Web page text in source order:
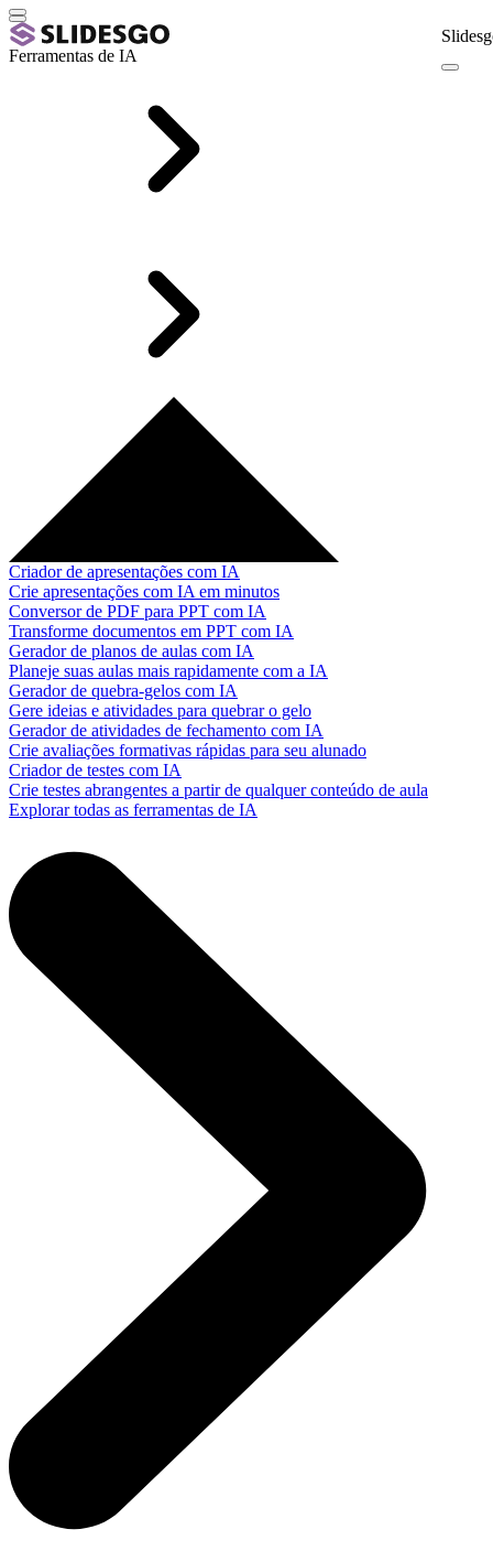
Ferramentas de IA
Criador de apresentações com IA
Crie apresentações com IA em minutos
Conversor de PDF para PPT com IA
Transforme documentos em PPT com IA
Gerador de planos de aulas com IA
Planeje suas aulas mais rapidamente com a IA
Gerador de quebra-gelos com IA
Gere ideias e atividades para quebrar o gelo
Gerador de atividades de fechamento com IA
Crie avaliações formativas rápidas para seu alunado
Criador de testes com IA
Crie testes abrangentes a partir de qualquer conteúdo de aula
Explorar todas as ferramentas de IA